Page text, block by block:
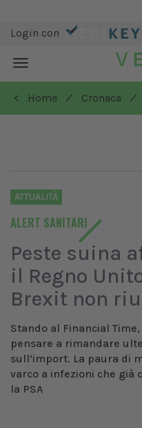
Login con
Toggle
navigation
< Home
/ Cronaca /
ATTUALITÀ
ALERT SANITARI
Peste suina
il Regno
Brexit non
Stando al Financial
pensare a rimandare
sull’import. La paura di
varco a infezioni che già
la PSA